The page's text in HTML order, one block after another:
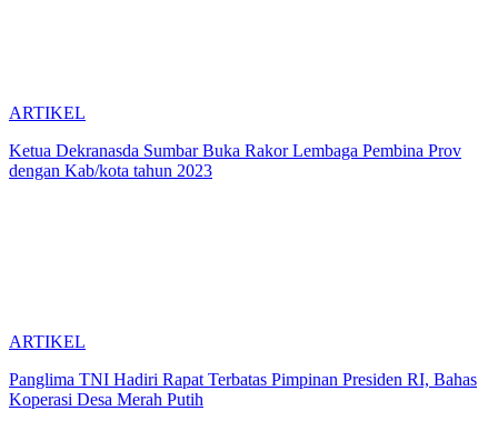
ARTIKEL
Ketua Dekranasda Sumbar Buka Rakor Lembaga Pembina Prov
dengan Kab/kota tahun 2023
ARTIKEL
Panglima TNI Hadiri Rapat Terbatas Pimpinan Presiden RI, Bahas
Koperasi Desa Merah Putih